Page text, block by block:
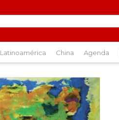
Latinoamérica China Agenda